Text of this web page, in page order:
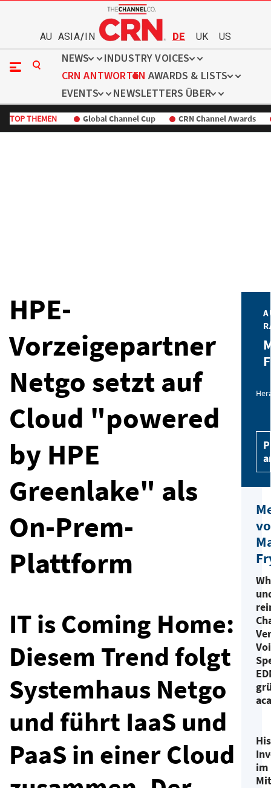
AU ASIA/IN DE UK US
NEWS
INDUSTRY VOICES
CRN ANTWORTEN AWARDS & LISTS
EVENTS
NEWSLETTERS ÜBER
TOP THEMEN Global Channel Cup CRN Channel Awards
HPE-
Vorzeigepartner
Netgo setzt auf
Cloud "powered
by HPE
Greenlake" als
On-Prem-
Plattform
IT is Coming Home:
Diesem Trend folgt
Systemhaus Netgo
und führt IaaS und
PaaS in einer Cloud
im